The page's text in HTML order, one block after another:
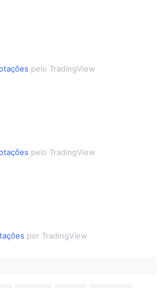
pelo TradingView
pelo TradingView
por TradingView